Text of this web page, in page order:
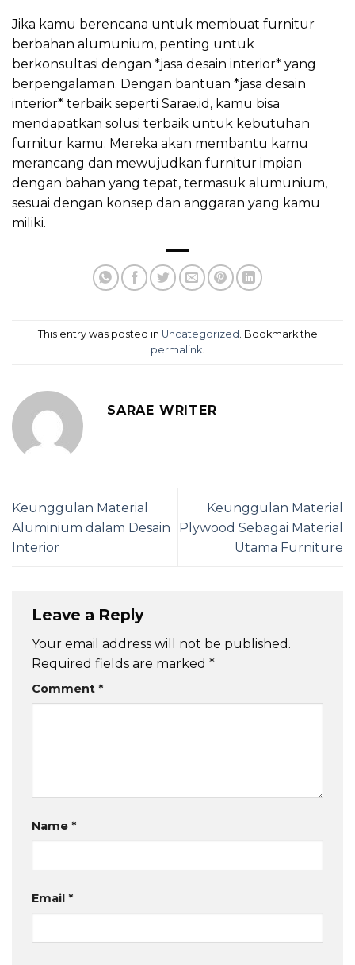
Jika kamu berencana untuk membuat furnitur
berbahan alumunium, penting untuk
berkonsultasi dengan *jasa desain interior* yang
berpengalaman. Dengan bantuan *jasa desain
interior* terbaik seperti Sarae.id, kamu bisa
mendapatkan solusi terbaik untuk kebutuhan
furnitur kamu. Mereka akan membantu kamu
merancang dan mewujudkan furnitur impian
dengan bahan yang tepat, termasuk alumunium,
sesuai dengan konsep dan anggaran yang kamu
miliki.
This entry was posted in Uncategorized . Bookmark the
permalink
SARAE WRITER
Keunggulan Material
Aluminium dalam Desain
Interior
Keunggulan Material
Plywood Sebagai Material
Utama Furniture
Leave a Reply
Your email address will not be published.
Required fields are marked *
Comment *
Name *
Email *